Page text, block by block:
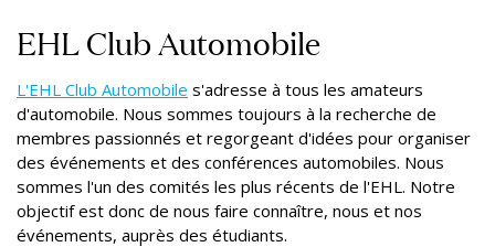
EHL Club Automobile
L'EHL Club Automobile s'adresse à tous les amateurs
d'automobile. Nous sommes toujours à la recherche de
membres passionnés et regorgeant d'idées pour organiser
des événements et des conférences automobiles. Nous
sommes l'un des comités les plus récents de l'EHL. Notre
objectif est donc de nous faire connaître, nous et nos
événements, auprès des étudiants.